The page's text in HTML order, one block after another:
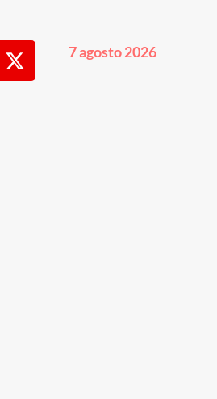
7 agosto 2026